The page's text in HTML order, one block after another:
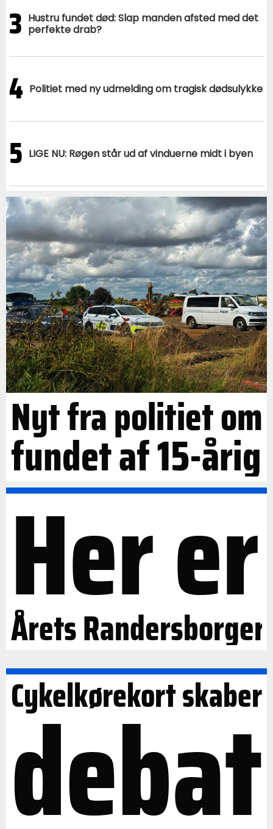
3 Hustru fundet død: Slap manden afsted med det
perfekte drab?
4 Politiet med ny udmelding om tragisk dødsulykke
5 LIGE NU: Røgen står ud af vinduerne midt i byen
Nyt fra politiet om
fundet af 15-årig
Her er
Årets Randersborger
Cykelkørekort skaber
debat